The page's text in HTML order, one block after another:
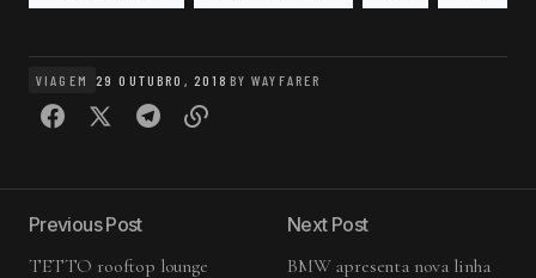
VIAGEM 29 OUTUBRO, 2018 BY WAYFARER
Previous Post
TETTO rooftop lounge
Next Post
BMW apresenta nova linha